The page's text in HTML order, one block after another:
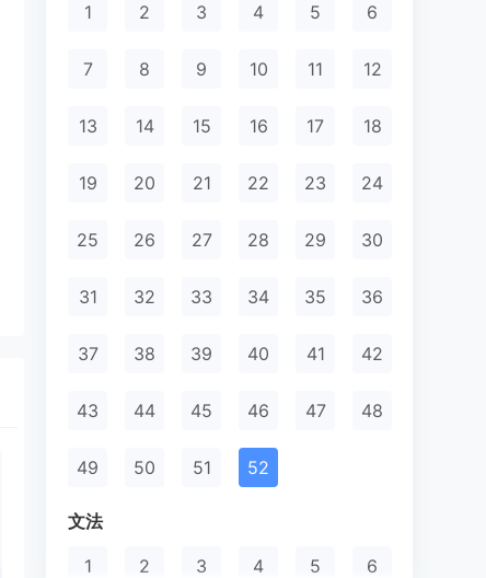
1 2 3 4 5 6
7 8 9 10 11 12
13 14 15 16 17 18
19 20 21 22 23 24
25 26 27 28 29 30
31 32 33 34 35 36
37 38 39 40 41 42
43 44 45 46 47 48
49 50 51 52
文法
1 2 3 4 5 6